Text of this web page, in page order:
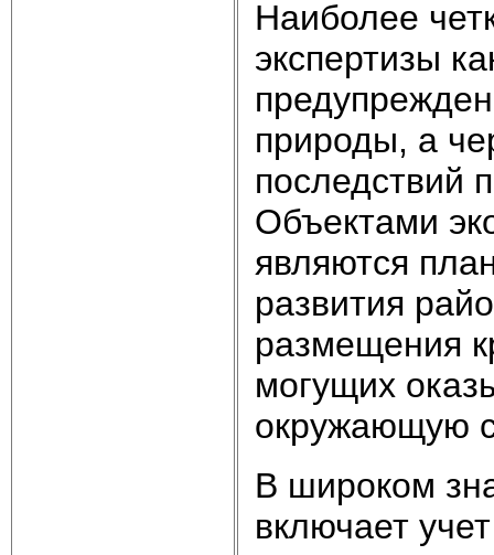
Наиболее
экспертизы
природы, а
последствий
Объектами
являются
развития
размещения
могущих
окружающую
В широком
включает